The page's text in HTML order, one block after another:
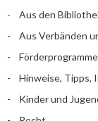
Aus den
Aus Verbänden
Förderprogramme
Hinweise, Tipps,
Kinder und